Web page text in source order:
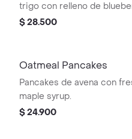
trigo con relleno de
tajadas de banano y maple
$ 28.500
Oatmeal Pancakes
Pancakes de avena con
maple syrup.
$ 24.900